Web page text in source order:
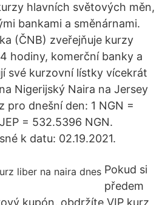
hlavních světových měn,
bankami a směnárnami.
(ČNB) zveřejňuje kurzy
hodiny, komerční banky a
své kurzovní lístky vícekrát
Nigerijský Naira na Jersey
pro dnešní den: 1 NGN =
= 532.5396 NGN.
k datu: 02.19.2021.
Pokud si
předem
kupón, obdržíte VIP kurz